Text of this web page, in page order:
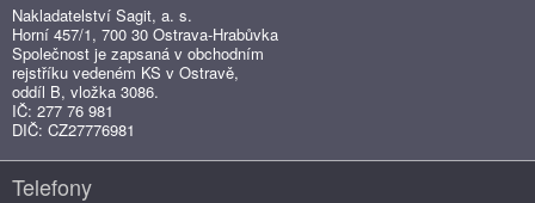
Nakladatelství Sagit, a. s.
Horní 457/1, 700 30 Ostrava-Hrabůvka
Společnost je zapsaná v obchodním
rejstříku vedeném KS v Ostravě,
oddíl B, vložka 3086.
IČ: 277 76 981
DIČ: CZ27776981
Telefony